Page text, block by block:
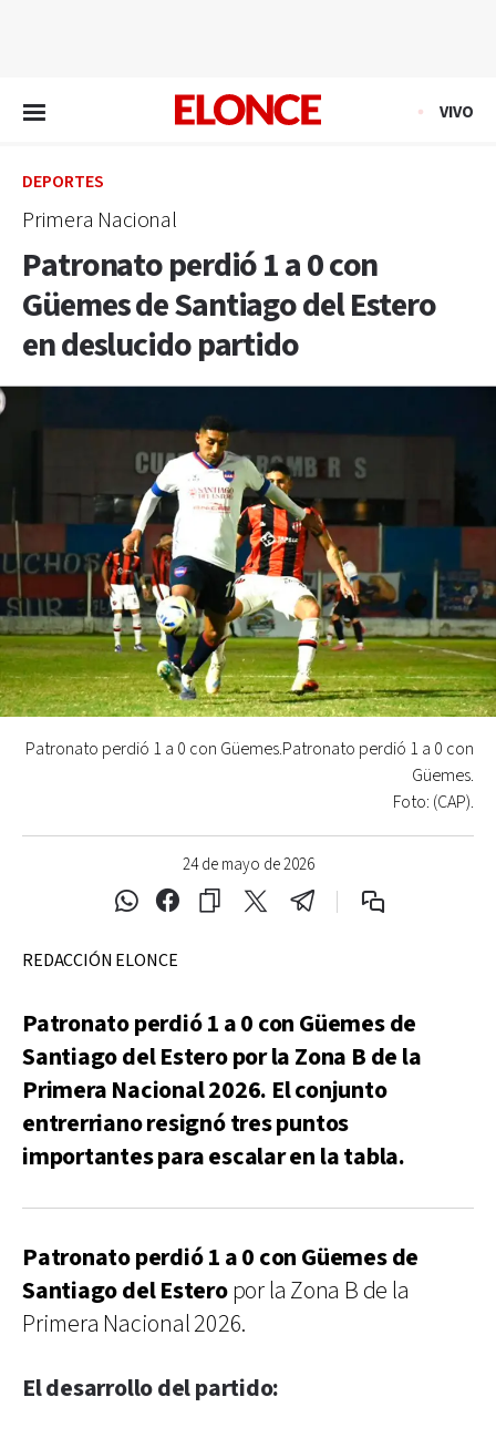
VIVO
DEPORTES
Primera Nacional
Patronato perdió 1 a 0 con
Güemes de Santiago del Estero
en deslucido partido
24 de mayo de 2026
Patronato perdió 1 a 0 con Güemes.Patronato perdió 1 a 0 con
Güemes.
Foto: (CAP).
REDACCIÓN ELONCE
Patronato perdió 1 a 0 con Güemes de
Santiago del Estero por la Zona B de la
Primera Nacional 2026. El conjunto
entrerriano resignó tres puntos
importantes para escalar en la tabla.
Patronato perdió 1 a 0 con Güemes de
Santiago del Esteropor la Zona B de la
Primera Nacional 2026.
El desarrollo del partido: